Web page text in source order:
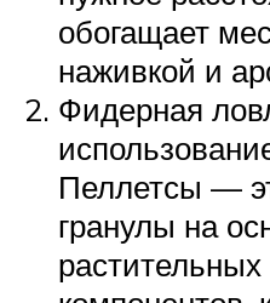
обогащает
наживкой и
Фидерная
Пеллетсы —
гранулы на